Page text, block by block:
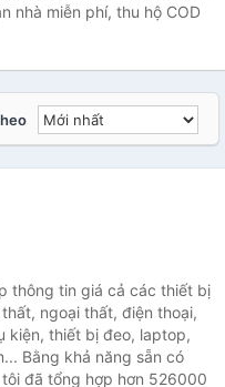
nhà miễn phí, thu hộ COD
thông tin giá cả các thiết bị
ngoại thất, điện thoại,
kiện, thiết bị đeo, laptop,
Bằng khả năng sẵn có
đã tổng hợp hơn 526000